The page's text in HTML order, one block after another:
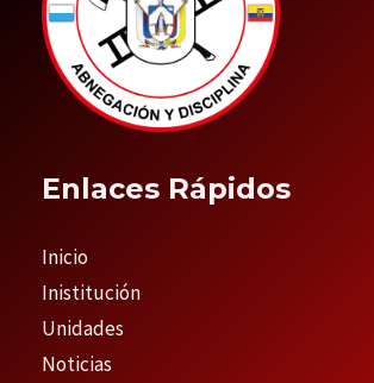
Enlaces Rápidos
Inicio
Inistitución
Unidades
Noticias